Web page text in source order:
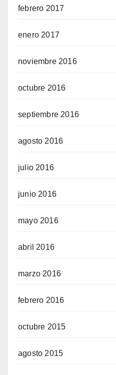
febrero 2017
enero 2017
noviembre 2016
octubre 2016
septiembre 2016
agosto 2016
julio 2016
junio 2016
mayo 2016
abril 2016
marzo 2016
febrero 2016
octubre 2015
agosto 2015